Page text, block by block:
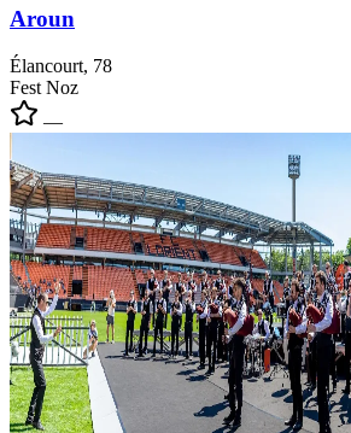
Aroun
Élancourt, 78
Fest Noz
—